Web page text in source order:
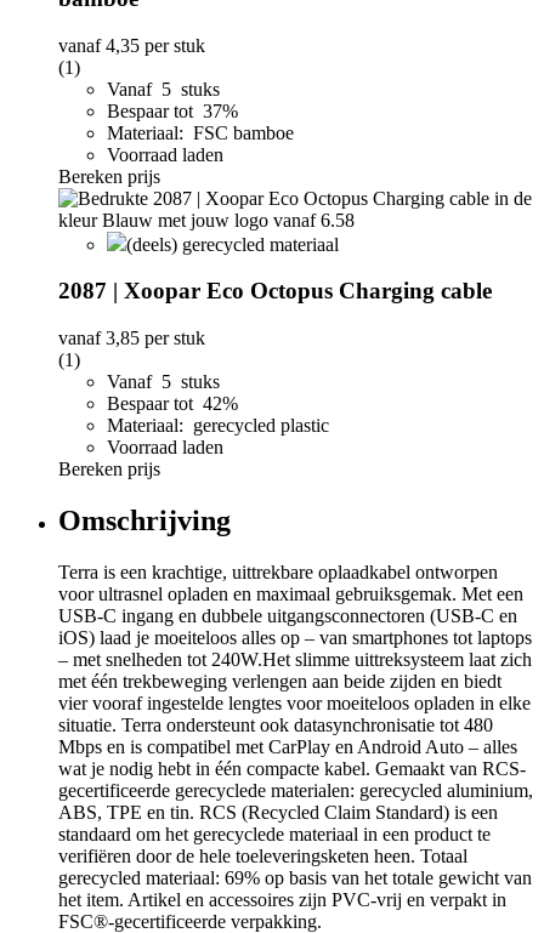
vanaf4,35 per stuk
(1)
Vanaf 5 stuks
Bespaar tot 37%
Materiaal: FSC bamboe
Voorraad laden
Bereken prijs
(deels) gerecycled materiaal
2087 | Xoopar Eco Octopus Charging cable
vanaf3,85 per stuk
(1)
Vanaf 5 stuks
Bespaar tot 42%
Materiaal: gerecycled plastic
Voorraad laden
Bereken prijs
Omschrijving
Terra is een krachtige, uittrekbare oplaadkabel ontworpen
voor ultrasnel opladen en maximaal gebruiksgemak. Met een
USB-C ingang en dubbele uitgangsconnectoren (USB-C en
iOS) laad je moeiteloos alles op – van smartphones tot laptops
– met snelheden tot 240W.Het slimme uittreksysteem laat zich
met één trekbeweging verlengen aan beide zijden en biedt
vier vooraf ingestelde lengtes voor moeiteloos opladen in elke
situatie. Terra ondersteunt ook datasynchronisatie tot 480
Mbps en is compatibel met CarPlay en Android Auto – alles
wat je nodig hebt in één compacte kabel. Gemaakt van RCS-
gecertificeerde gerecyclede materialen: gerecycled aluminium,
ABS, TPE en tin. RCS (Recycled Claim Standard) is een
standaard om het gerecyclede materiaal in een product te
verifiëren door de hele toeleveringsketen heen. Totaal
gerecycled materiaal: 69% op basis van het totale gewicht van
het item. Artikel en accessoires zijn PVC-vrij en verpakt in
FSC®-gecertificeerde verpakking.